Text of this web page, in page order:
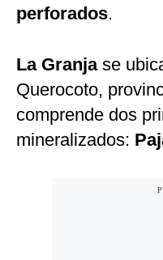
perforados.
La Granjase
Querocoto,
comprende dos
mineralizados: